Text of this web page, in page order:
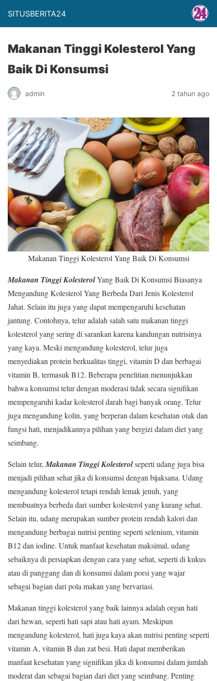
SITUSBERITA24
Makanan Tinggi Kolesterol Yang
Baik Di Konsumsi
admin 2 tahun ago
Makanan Tinggi Kolesterol Yang Baik Di Konsumsi
Makanan Tinggi KolesterolYang Baik Di Konsumsi Biasanya
Mengandung Kolesterol Yang Berbeda Dari Jenis Kolesterol
Jahat. Selain itu juga yang dapat mempengaruhi kesehatan
jantung. Contohnya, telur adalah salah satu makanan tinggi
kolesterol yang sering di sarankan karena kandungan nutrisinya
yang kaya. Meski mengandung kolesterol, telur juga
menyediakan protein berkualitas tinggi, vitamin D dan berbagai
vitamin B, termasuk B12. Beberapa penelitian menunjukkan
bahwa konsumsi telur dengan moderasi tidak secara signifikan
mempengaruhi kadar kolesterol darah bagi banyak orang. Telur
juga mengandung kolin, yang berperan dalam kesehatan otak dan
fungsi hati, menjadikannya pilihan yang bergizi dalam diet yang
seimbang.
Selain telur, Makanan Tinggi Kolesterolseperti udang juga bisa
menjadi pilihan sehat jika di konsumsi dengan bijaksana. Udang
mengandung kolesterol tetapi rendah lemak jenuh, yang
membuatnya berbeda dari sumber kolesterol yang kurang sehat.
Selain itu, udang merupakan sumber protein rendah kalori dan
mengandung berbagai nutrisi penting seperti selenium, vitamin
B12 dan iodine. Untuk manfaat kesehatan maksimal, udang
sebaiknya di persiapkan dengan cara yang sehat, seperti di kukus
atau di panggang dan di konsumsi dalam porsi yang wajar
sebagai bagian dari pola makan yang bervariasi.
Makanan tinggi kolesterol yang baik lainnya adalah organ hati
dari hewan, seperti hati sapi atau hati ayam. Meskipun
mengandung kolesterol, hati juga kaya akan nutrisi penting seperti
vitamin A, vitamin B dan zat besi. Hati dapat memberikan
manfaat kesehatan yang signifikan jika di konsumsi dalam jumlah
moderat dan sebagai bagian dari diet yang seimbang. Penting